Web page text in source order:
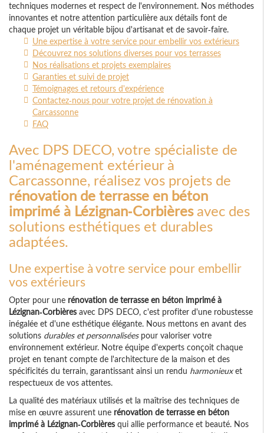
techniques modernes et respect de l'environnement. Nos méthodes
innovantes et notre attention particulière aux détails font de
chaque projet un véritable bijou d'artisanat et de savoir-faire.
Une expertise à votre service pour embellir vos extérieurs
Découvrez nos solutions diverses pour vos terrasses
Nos réalisations et projets exemplaires
Garanties et suivi de projet
Témoignages et retours d'expérience
Contactez-nous pour votre projet de rénovation à
Carcassonne
FAQ
Avec DPS DECO, votre spécialiste de
l'aménagement extérieur à
Carcassonne, réalisez vos projets de
rénovation de terrasse en béton
imprimé à Lézignan-Corbièresavec des
solutions esthétiques et durables
adaptées.
Une expertise à votre service pour embellir
vos extérieurs
Opter pour une rénovation de terrasse en béton imprimé à
Lézignan-Corbières avec DPS DECO, c'est profiter d'une robustesse
inégalée et d'une esthétique élégante. Nous mettons en avant des
solutions durables et personnaliséespour valoriser votre
environnement extérieur. Notre équipe d'experts conçoit chaque
projet en tenant compte de l'architecture de la maison et des
spécificités du terrain, garantissant ainsi un rendu harmonieuxet
respectueux de vos attentes.
La qualité des matériaux utilisés et la maîtrise des techniques de
mise en œuvre assurent une rénovation de terrasse en béton
imprimé à Lézignan-Corbières qui allie performance et beauté. Nos